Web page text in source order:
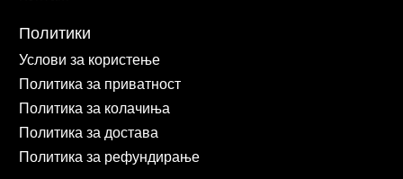
Политики
Услови за користење
Политика за приватност
Политика за колачиња
Политика за достава
Политика за рефундирање